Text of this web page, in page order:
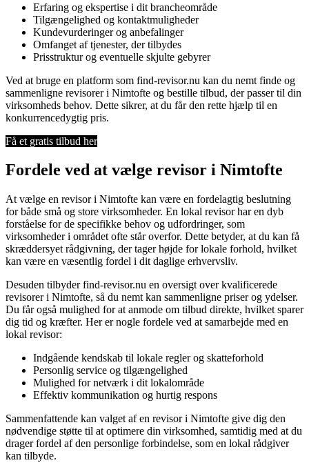
Erfaring og ekspertise i dit brancheområde
Tilgængelighed og kontaktmuligheder
Kundevurderinger og anbefalinger
Omfanget af tjenester, der tilbydes
Prisstruktur og eventuelle skjulte gebyrer
Ved at bruge en platform som find-revisor.nu kan du nemt finde og
sammenligne revisorer i Nimtofte og bestille tilbud, der passer til din
virksomheds behov. Dette sikrer, at du får den rette hjælp til en
konkurrencedygtig pris.
Få et gratis tilbud her
Fordele ved at vælge revisor i Nimtofte
At vælge en revisor i Nimtofte kan være en fordelagtig beslutning
for både små og store virksomheder. En lokal revisor har en dyb
forståelse for de specifikke behov og udfordringer, som
virksomheder i området ofte står overfor. Dette betyder, at du kan få
skræddersyet rådgivning, der tager højde for lokale forhold, hvilket
kan være en væsentlig fordel i dit daglige erhvervsliv.
Desuden tilbyder find-revisor.nu en oversigt over kvalificerede
revisorer i Nimtofte, så du nemt kan sammenligne priser og ydelser.
Du får også mulighed for at anmode om tilbud direkte, hvilket sparer
dig tid og kræfter. Her er nogle fordele ved at samarbejde med en
lokal revisor:
Indgående kendskab til lokale regler og skatteforhold
Personlig service og tilgængelighed
Mulighed for netværk i dit lokalområde
Effektiv kommunikation og hurtig respons
Sammenfattende kan valget af en revisor i Nimtofte give dig den
nødvendige støtte til at optimere din virksomhed, samtidig med at du
drager fordel af den personlige forbindelse, som en lokal rådgiver
kan tilbyde.